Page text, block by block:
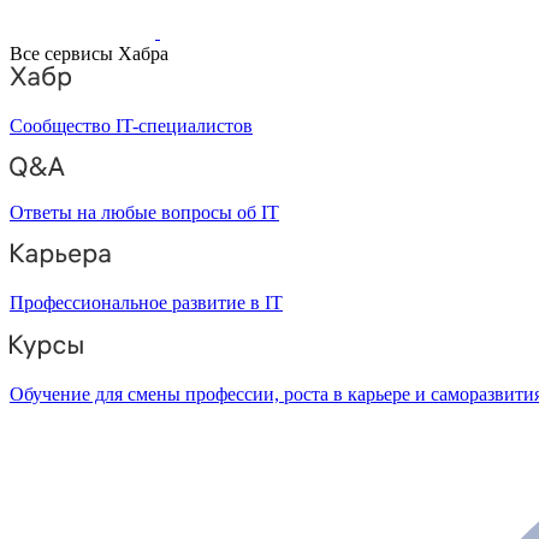
Все сервисы Хабра
Сообщество IT-специалистов
Ответы на любые вопросы об IT
Профессиональное развитие в IT
Обучение для смены профессии, роста в карьере и